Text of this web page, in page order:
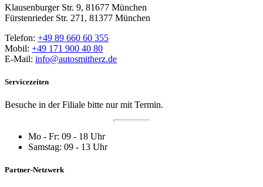
Klausenburger Str. 9, 81677 München
Fürstenrieder Str. 271, 81377 München
Telefon: +49 89 660 60 355
Mobil: +49 171 900 40 80
E-Mail: info@autosmitherz.de
Servicezeiten
Besuche in der Filiale bitte nur mit Termin.
Mo - Fr: 09 - 18 Uhr
Samstag: 09 - 13 Uhr
Partner-Netzwerk